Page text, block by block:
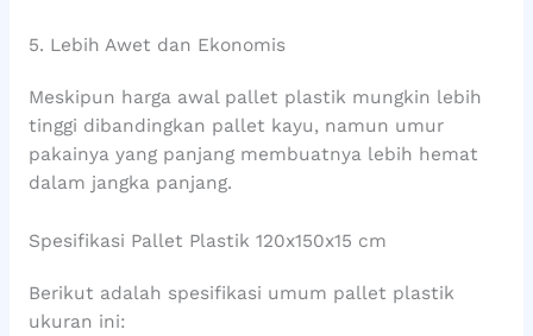
5. Lebih Awet dan Ekonomis
Meskipun harga awal pallet plastik mungkin lebih
tinggi dibandingkan pallet kayu, namun umur
pakainya yang panjang membuatnya lebih hemat
dalam jangka panjang.
Spesifikasi Pallet Plastik 120x150x15 cm
Berikut adalah spesifikasi umum pallet plastik
ukuran ini: